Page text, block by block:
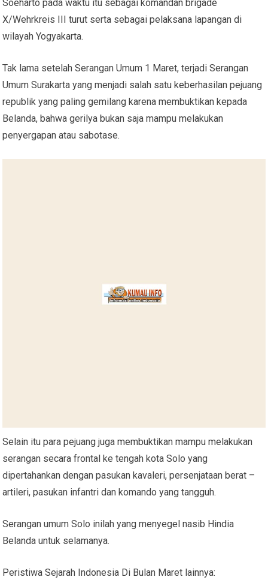
Soeharto pada waktu itu sebagai komandan brigade
X/Wehrkreis III turut serta sebagai pelaksana lapangan di
wilayah Yogyakarta.
Tak lama setelah Serangan Umum 1 Maret, terjadi Serangan
Umum Surakarta yang menjadi salah satu keberhasilan pejuang
republik yang paling gemilang karena membuktikan kepada
Belanda, bahwa gerilya bukan saja mampu melakukan
penyergapan atau sabotase.
Selain itu para pejuang juga membuktikan mampu melakukan
serangan secara frontal ke tengah kota Solo yang
dipertahankan dengan pasukan kavaleri, persenjataan berat –
artileri, pasukan infantri dan komando yang tangguh.
Serangan umum Solo inilah yang menyegel nasib Hindia
Belanda untuk selamanya.
Peristiwa Sejarah Indonesia Di Bulan Maret lainnya: